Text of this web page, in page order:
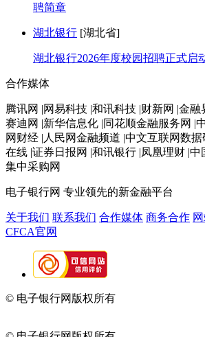
聘简章
湖北银行 [湖北省]
湖北银行2026年度校园招聘正式启
合作媒体
腾讯网 |网易科技 |和讯科技 |财新网 |金融
赛迪网 |新华信息化 |同花顺金融服务网 |
网财经 |人民网金融频道 |中文互联网数
在线 |证券日报网 |和讯银行 |凤凰理财 |
集中采购网
电子银行网 专业领先的新金融平台
关于我们 联系我们 合作媒体 商务合作
CFCA官网
© 电子银行网版权所有